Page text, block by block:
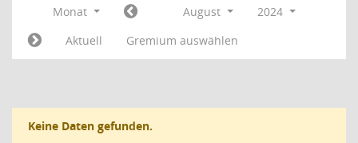
Monat August
2024
Aktuell
Gremium auswählen
Keine Daten gefunden.